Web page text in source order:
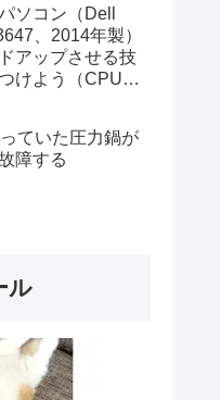
ソコン（Dell
、2014年製）
アップさせる技
けよう（CPU、
交換記録）
ていた圧力鍋が
障する